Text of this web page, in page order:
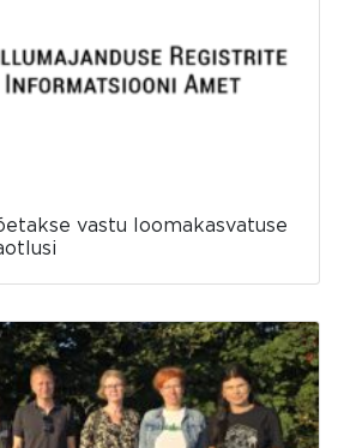
vastu loomakasvatuse